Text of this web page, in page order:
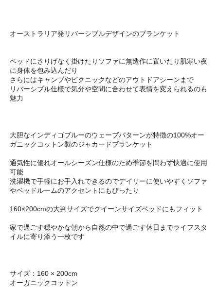
オーストラリア発リバーシブルデザインのブランケット
ベッドにさりげなく掛けたりソファに無造作に置いたり肌寒い夜
に身体を包み込んだり
さらにはキャンプやピクニックなどのアウトドアシーンまで
リバーシブル仕様で気分や空間に合わせて表情を変えられるのも
魅力
大胆なインディゴブルーのウェーブパターンが特徴の100%オー
ガニックコットン製のジャカードブランケット
通気性に優れオールシーズン仕様のため季節を問わず快適に使用
可能
洗濯機で手軽にお手入れできるのでデイリーに使いやすくソファ
やベッドルームのアクセントにもぴったり
160×200cmの大判サイズでクイーンサイズベッドにもフィット
家で過ごす穏やかな朝から自然の中で過ごす休日までライフスタ
イルに寄り添う一枚です
サイズ：160 × 200cm
オーガニックコットン